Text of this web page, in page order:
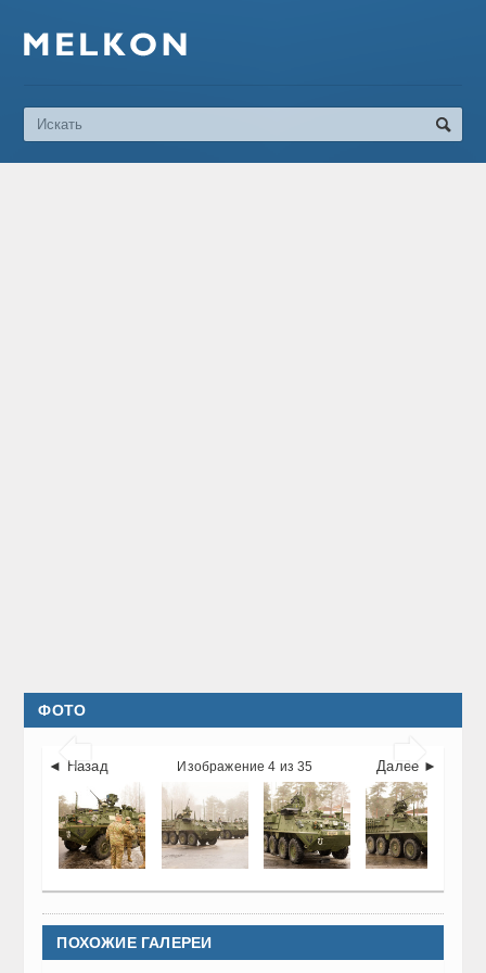
ФОТО
 
◄ Назад Далее ►
Изображение 4 из 35
ПОХОЖИЕ ГАЛЕРЕИ